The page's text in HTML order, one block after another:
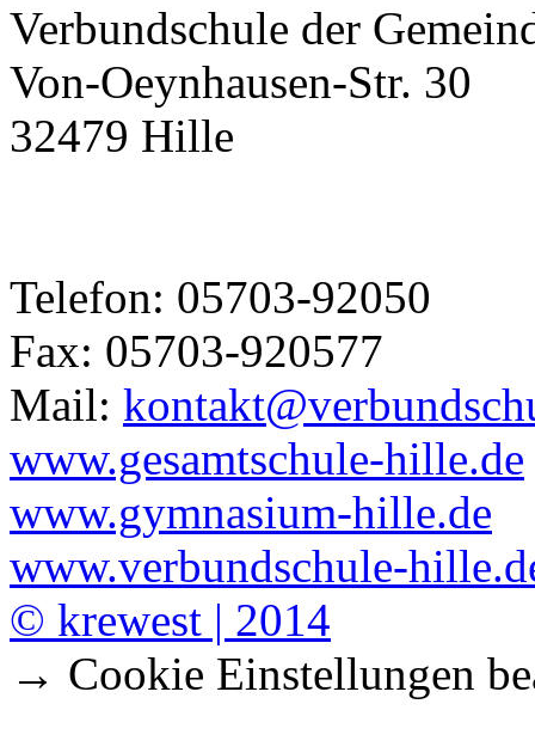
Verbundschule der
Von-Oeynhausen-Str. 30
32479 Hille
Telefon: 05703-92050
Fax: 05703-920577
Mail:
www.gesamtschule-hille.de
www.gymnasium-hille.de
www.verbundschule-
© krewest | 2014
→ Cookie Einstellungen